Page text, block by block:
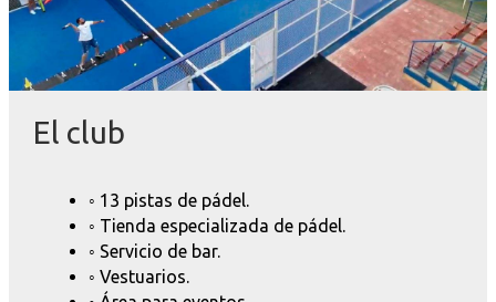
El club
◦ 13 pistas de pádel.
◦ Tienda especializada de pádel.
◦ Servicio de bar.
◦ Vestuarios.